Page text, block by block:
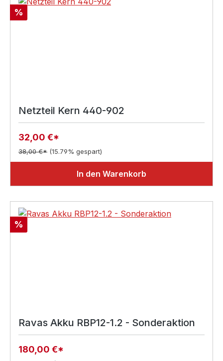
Rabatt
%
Netzteil Kern 440-902
32,00 €*
38,00 €* (15.79% gespart)
In den Warenkorb
Rabatt
%
Ravas Akku RBP12-1.2 - Sonderaktion
180,00 €*